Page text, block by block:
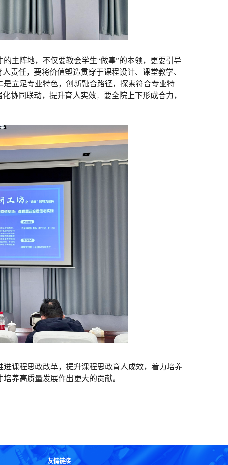
主阵地，不仅要教会学生“做事”的本领，更要引导
责任，要将价值塑造贯穿于课程设计、课堂教学、
立足专业特色，创新融合路径，探索符合专业特
协同联动，提升育人实效，要全院上下形成合力，
课程思政改革，提升课程思政育人成效，着力培养
养高质量发展作出更大的贡献。
友情链接